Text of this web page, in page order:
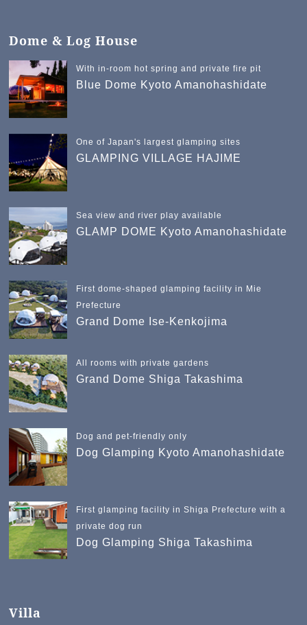
Dome & Log House
With in-room hot spring and private fire pit
Blue Dome Kyoto Amanohashidate
One of Japan's largest glamping sites
GLAMPING VILLAGE HAJIME
Sea view and river play available
GLAMP DOME Kyoto Amanohashidate
First dome-shaped glamping facility in Mie
Prefecture
Grand Dome Ise-Kenkojima
All rooms with private gardens
Grand Dome Shiga Takashima
Dog and pet-friendly only
Dog Glamping Kyoto Amanohashidate
First glamping facility in Shiga Prefecture with a
private dog run
Dog Glamping Shiga Takashima
Villa